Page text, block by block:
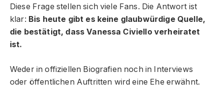
Diese Frage stellen sich viele Fans. Die Antwort ist
klar: Bis heute gibt es keine glaubwürdige Quelle,
die bestätigt, dass Vanessa Civiello verheiratet
ist.
Weder in offiziellen Biografien noch in Interviews
oder öffentlichen Auftritten wird eine Ehe erwähnt.